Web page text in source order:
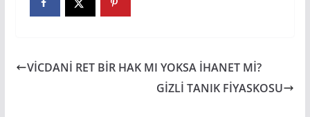
VİCDANİ RET BİR HAK MI YOKSA İHANET Mİ?
GİZLİ TANIK FİYASKOSU